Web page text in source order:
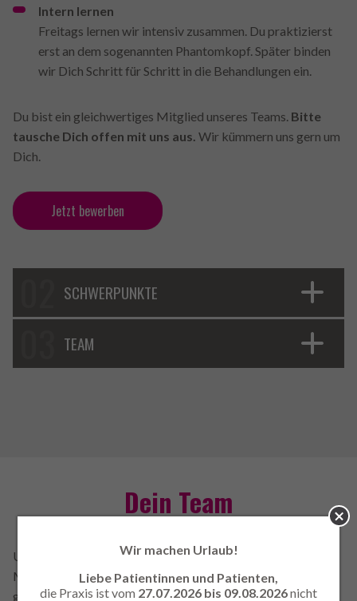
Intern lernen
Freitags lernen wir intensiv zusammen. Du praktizierst
erst an dem sogenannten Phantomkopf. Später binden
wir Dich Schritt für Schritt in die Behandlungen ein.
Du bist ein gleichwertiges Mitglied unseres Teams. Bitte
tausche Dich offen mit uns aus. Wir kümmern uns gern um
Dich.
Jetzt bewerben
SCHWERPUNKTE
TEAM
Dein Team
Unser Team ist so bunt und vielfältig wie das Leben
Morgens schlüpfen wir in unsere pinkfarbenen Shirts und los
geht’s. An Deiner Seite sind erfahrene Kolleginnen und
Wir machen Urlaub!
Liebe Patientinnen und Patienten,
die Praxis ist vom 27.07.2026 bis 09.08.2026nicht